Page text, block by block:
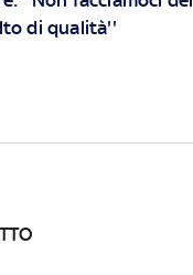
di qualità''